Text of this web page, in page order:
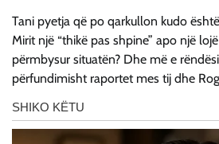
Tani pyetja që po qarkullon kudo
Mirit një “thikë pas shpine” apo një
përmbysur situatën? Dhe më e
përfundimisht raportet mes tij dhe